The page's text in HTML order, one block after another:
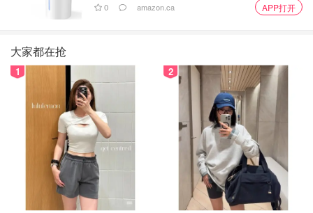
0 amazon.ca APP打开
大家都在抢
1 2